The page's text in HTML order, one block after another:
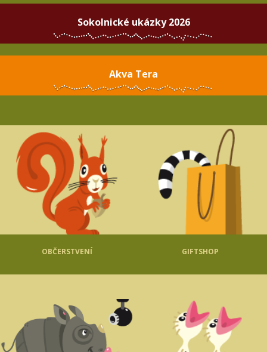
Sokolnické ukázky 2026
Akva Tera
OBČERSTVENÍ GIFTSHOP